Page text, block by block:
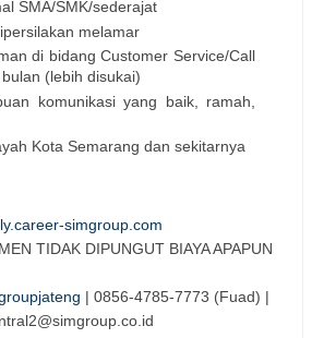
SMA/SMK/sederajat
melamar
di bidang Customer Service/Call
(lebih disukai)
komunikasi yang baik, ramah,
Kota Semarang dan sekitarnya
simgroup.com
TIDAK DIPUNGUT BIAYA APAPUN
| 0856-4785-7773 (Fuad) |